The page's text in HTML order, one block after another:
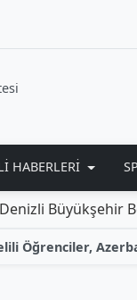
HABERLERI